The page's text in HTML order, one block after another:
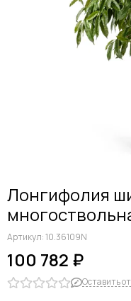
Лонгифолия
Артикул:10.36109N
100 782 ₽
Оставить